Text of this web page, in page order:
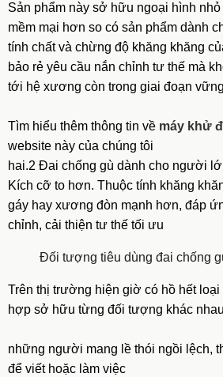
Sản phẩm này sở hữu ngoại hình
mềm mại hơn so có sản phẩm dành
tính chất và chừng độ khăng khăng
bảo rẻ yêu cầu nắn chỉnh tư thế mà
tới hệ xương còn trong giai đoạn
Tìm hiểu thêm thông tin về máy khử
website này của chúng tôi
hai.2 Đai chống gù dành cho người
Kích cỡ to hơn. Thuộc tính khăng
gáy hay xương đòn mạnh hơn, đáp
chỉnh, cải thiện tư thế tối ưu
Đối tượng tiêu dùng đai chống
Trên thị trường hiện giờ có hồ hết loại
hợp sở hữu từng đối tượng khác
những người mang lề thói ngồi lệch,
để viết hoặc làm việc